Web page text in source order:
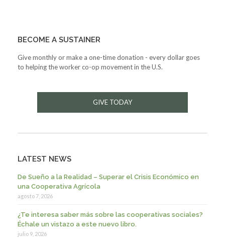
BECOME A SUSTAINER
Give monthly or make a one-time donation - every dollar goes
to helping the worker co-op movement in the U.S.
GIVE TODAY
LATEST NEWS
De Sueño a la Realidad – Superar el Crisis Económico en
una Cooperativa Agrícola
agosto 7, 2026
¿Te interesa saber más sobre las cooperativas sociales?
Échale un vistazo a este nuevo libro.
julio 9, 2026